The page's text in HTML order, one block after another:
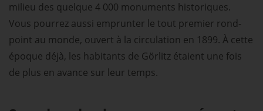
milieu des quelque 4 000 monuments historiques.
Vous pourrez aussi emprunter le tout premier rond-
point au monde, ouvert à la circulation en 1899. À cette
époque déjà, les habitants de Görlitz étaient une fois
de plus en avance sur leur temps.